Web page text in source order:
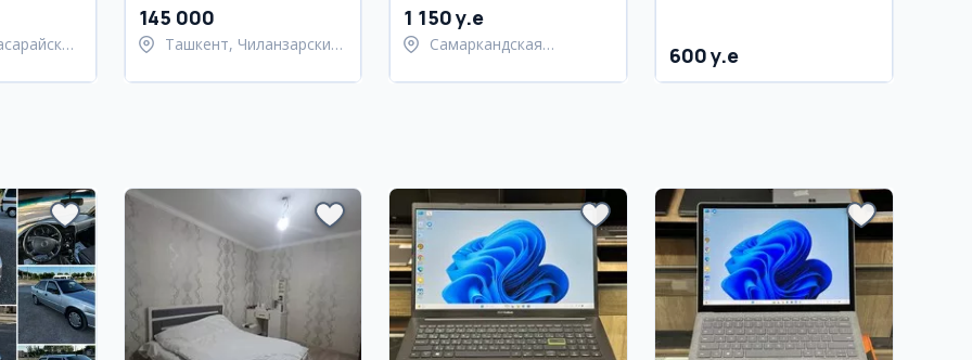
145 000
Ташкент, Чиланзарский
1 150 y.e
Самаркандская
Самаркандский район
600 y.e